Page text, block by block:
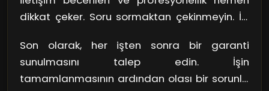
vadede size daha fazla maliyet yükleyebilir.
Yani, her zaman en iyi de değil, uygun fiyatlı
hizmeti arayın.
dikkat çeker. Soru sormaktan çekinmeyin. İyi
açıklama beceresine sahiptir. Ayrıca,
zamanında geri dönüş yapmaları ve nazik
davranışları, sizin için güvenilir bir hizmet
Son olarak, her işten sonra bir garanti
sunulmasını talep edin. İşin
tamamlanmasının ardından olası bir sorunla